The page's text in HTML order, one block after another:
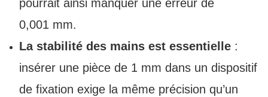
pourrait ainsi manquer une erreur de
0,001 mm.
La stabilité des mains est essentielle:
insérer une pièce de 1 mm dans un dispositif
de fixation exige la même précision qu’un